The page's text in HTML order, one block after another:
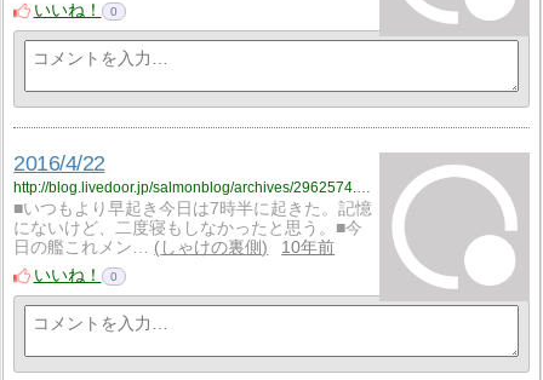
いいね！
0
2016/4/22
http://blog.livedoor.jp/salmonblog/archives/2962574.html
■いつもより早起き今日は7時半に起きた。記憶
にないけど、二度寝もしなかったと思う。■今
日の艦これメン…
しゃけの裏側
10年前
いいね！
0